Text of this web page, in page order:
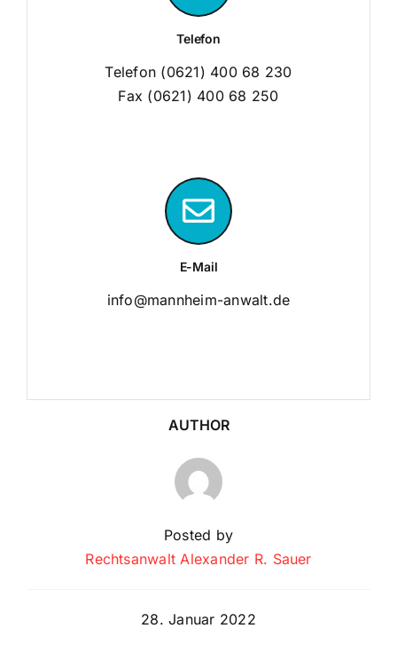
Telefon
Telefon (0621) 400 68 230
Fax (0621) 400 68 250
E-Mail
info@mannheim-anwalt.de
AUTHOR
Posted by
Rechtsanwalt Alexander R. Sauer
28. Januar 2022